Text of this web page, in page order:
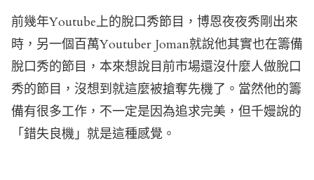
前幾年Youtube上的脫口秀節目，博恩夜夜秀剛出來
時，另一個百萬Youtuber Joman就說他其實也在籌備
脫口秀的節目，本來想說目前市場還沒什麼人做脫口
秀的節目，沒想到就這麼被搶奪先機了。當然他的籌
備有很多工作，不一定是因為追求完美，但千嫚說的
「錯失良機」就是這種感覺。